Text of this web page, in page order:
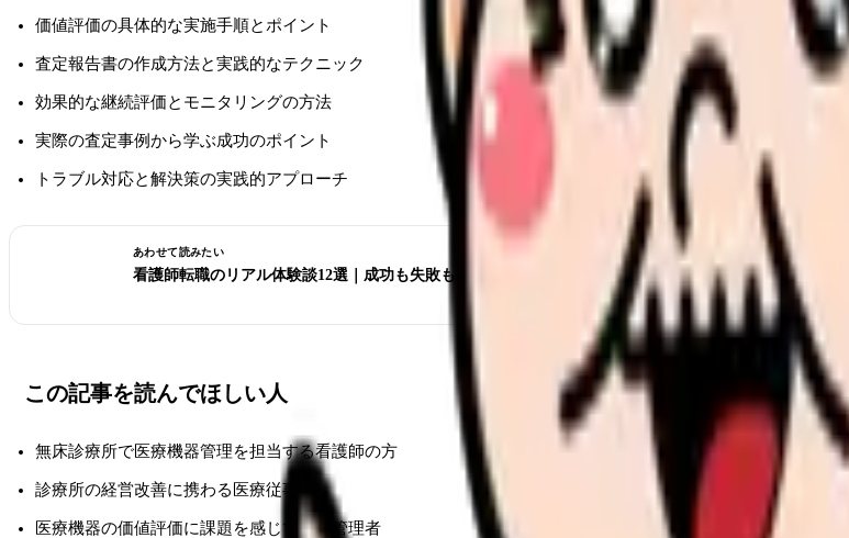
価値評価の具体的な実施手順とポイント
査定報告書の作成方法と実践的なテクニック
効果的な継続評価とモニタリングの方法
実際の査定事例から学ぶ成功のポイント
トラブル対応と解決策の実践的アプローチ
あわせて読みたい
看護師転職のリアル体験談12選｜成功も失敗も全部見せます
この記事を読んでほしい人
無床診療所で医療機器管理を担当する看護師の方
診療所の経営改善に携わる医療従事者
医療機器の価値評価に課題を感じている管理者